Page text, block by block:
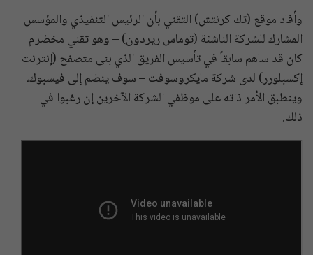
وأفاد موقع (تك كرنتش) التقني بأن الرئيس التنفيذي والمؤسس
المشارك للشركة الناشئة (توماس ريردون) – وهو تقني مخضرم
كان قد ساهم سابقاً في تأسيس الفريق الذي بنى متصفح (إنترنت
إكسبلورر) لدى شركة مايكروسوفت – سوف ينضم إلى فيسبوك،
وينطبق الأمر ذاته على موظفي الشركة الآخرين إن رغبوا في
ذلك.